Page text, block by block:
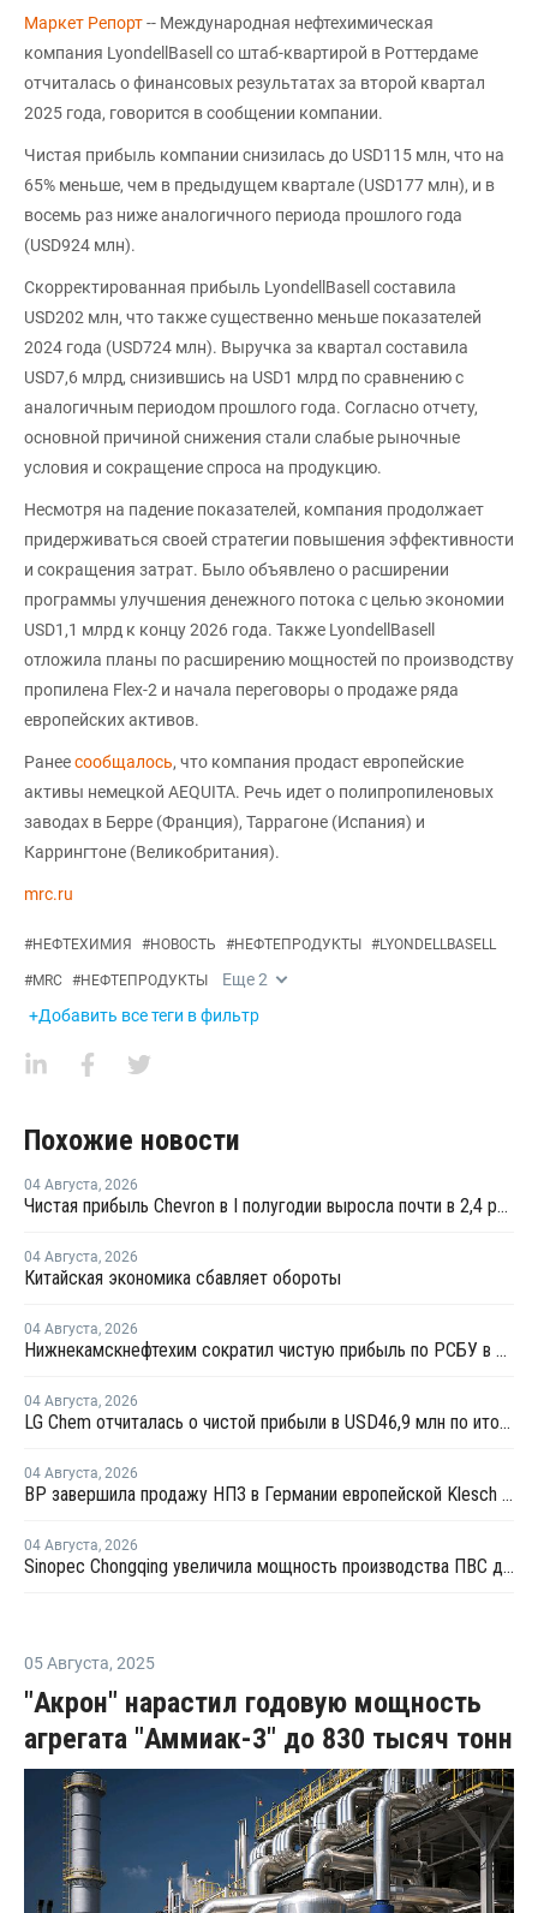
Маркет Репорт-- Международная нефтехимическая
компания LyondellBasell со штаб-квартирой в Роттердаме
отчиталась о финансовых результатах за второй квартал
2025 года, говорится в сообщении компании.
Чистая прибыль компании снизилась до USD115 млн, что на
65% меньше, чем в предыдущем квартале (USD177 млн), и в
восемь раз ниже аналогичного периода прошлого года
(USD924 млн).
Скорректированная прибыль LyondellBasell составила
USD202 млн, что также существенно меньше показателей
2024 года (USD724 млн). Выручка за квартал составила
USD7,6 млрд, снизившись на USD1 млрд по сравнению с
аналогичным периодом прошлого года. Согласно отчету,
основной причиной снижения стали слабые рыночные
условия и сокращение спроса на продукцию.
Несмотря на падение показателей, компания продолжает
придерживаться своей стратегии повышения эффективности
и сокращения затрат. Было объявлено о расширении
программы улучшения денежного потока с целью экономии
USD1,1 млрд к концу 2026 года. Также LyondellBasell
отложила планы по расширению мощностей по производству
пропилена Flex-2 и начала переговоры о продаже ряда
европейских активов.
Ранеесообщалось, что компания продаст европейские
активы немецкой AEQUITA. Речь идет о полипропиленовых
заводах в Берре (Франция), Таррагоне (Испания) и
Каррингтоне (Великобритания).
mrc.ru
#НЕФТЕХИМИЯ #НОВОСТЬ #НЕФТЕПРОДУКТЫ #LYONDELLBASELL
#MRC #НЕФТЕПРОДУКТЫ Еще2
+Добавить все теги в фильтр
Похожие новости
04 Августа, 2026
Чистая прибыль Chevron в I полугодии выросла почти в 2,4 раза
04 Августа, 2026
Китайская экономика сбавляет обороты
04 Августа, 2026
Нижнекамскнефтехим сократил чистую прибыль по РСБУ в 15 раз в первом полугодии
04 Августа, 2026
LG Chem отчиталась о чистой прибыли в USD46,9 млн по итогам второго квартала 2026 года
04 Августа, 2026
BP завершила продажу НПЗ в Германии европейской Klesch Group
04 Августа, 2026
Sinopec Chongqing увеличила мощность производства ПВС до 210 тысяч тонн
05 Августа, 2025
"Акрон" нарастил годовую мощность
агрегата "Аммиак-3" до 830 тысяч тонн